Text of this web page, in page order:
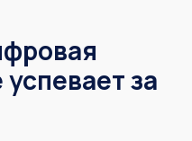
за